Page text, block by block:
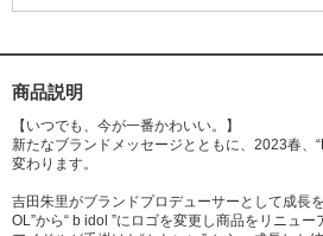
商品説明
【いつでも、今が一番かわいい。】
新たなブランドメッセージとともに、2023春、
変わります。
吉田朱里がブランドプロデューサーとして成長
OL”から“ b idol ”にロゴを変更し商品をリニュー